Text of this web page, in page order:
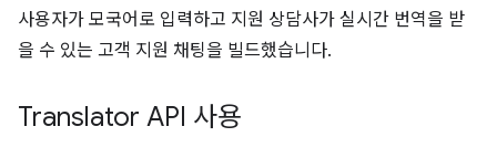
사용자가 모국어로 입력하고 지원 상담사가 실시간 번역을 받
을 수 있는 고객 지원 채팅을 빌드했습니다.
Translator API 사용